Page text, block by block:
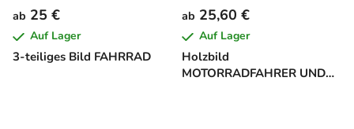
3-teiliges Bild FAHRRAD
ab 25 €
Auf Lager
Holzbild
MOTORRADFAHRER UND
ab 25,60 €
Auf Lager